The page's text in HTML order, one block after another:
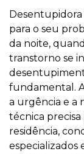
para o seu
da noite,
transtorno se
fundamental.
a urgência e a
técnica
residência,